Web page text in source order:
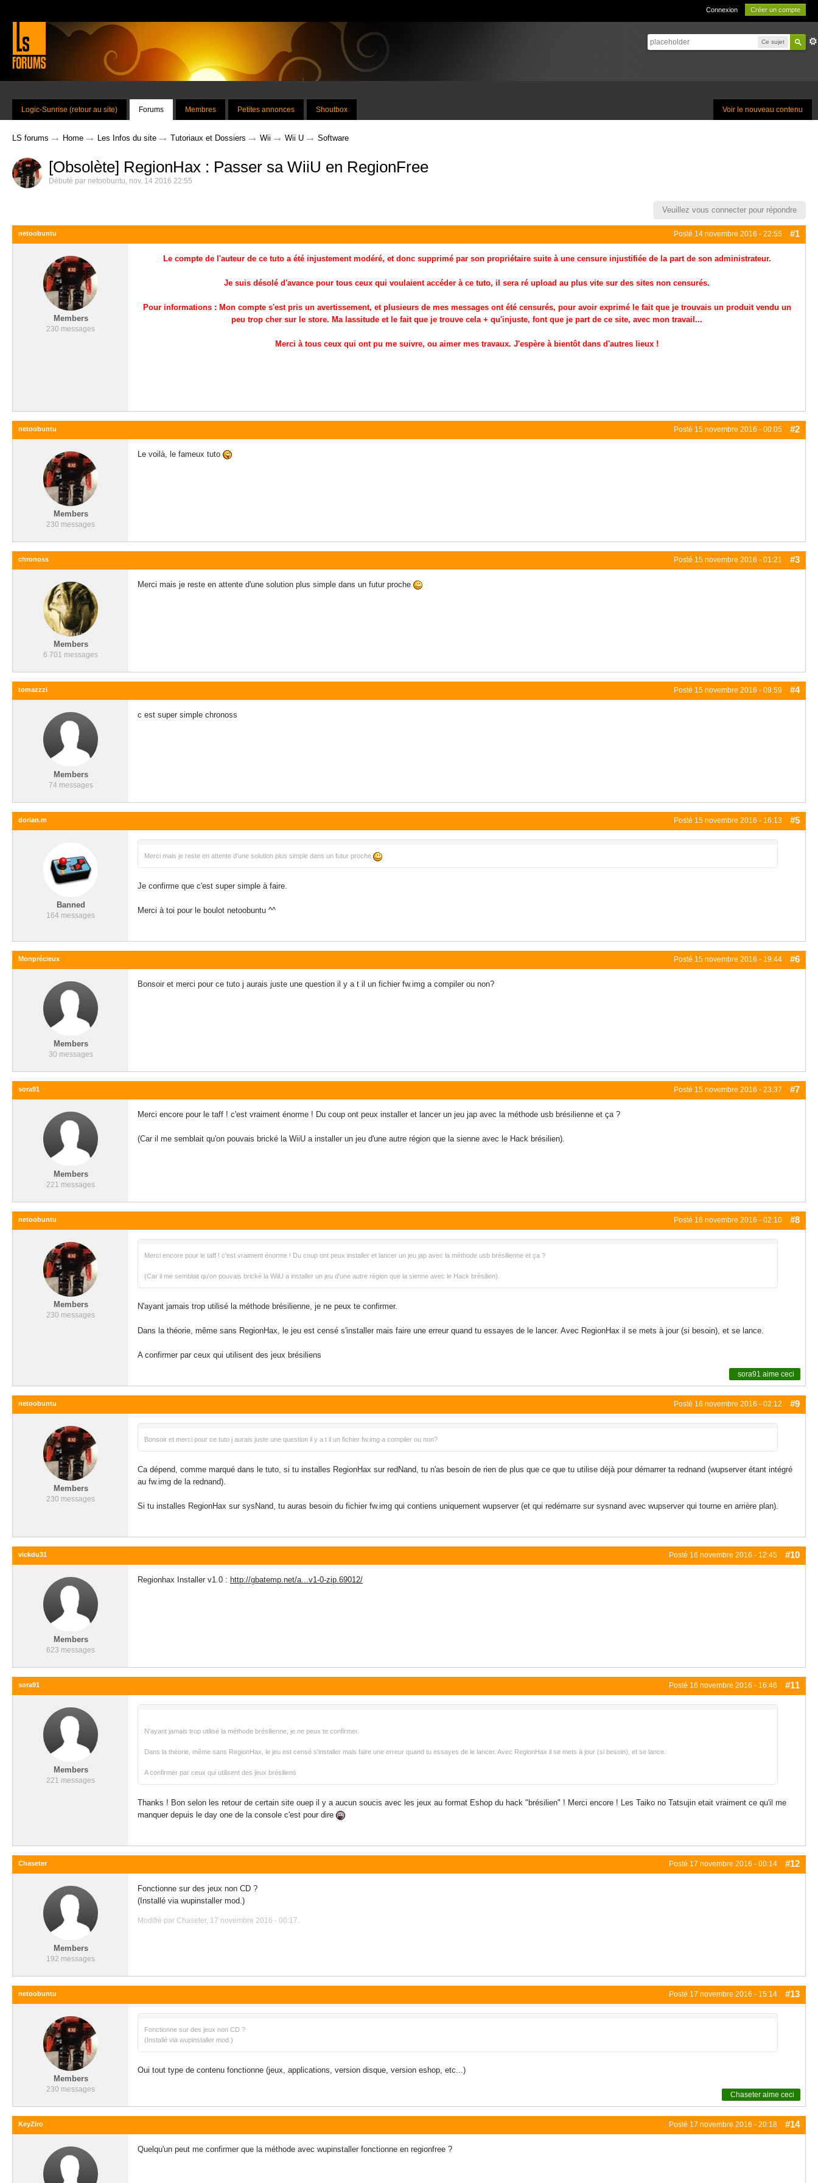
Connexion Créer un compte
Ce sujet
Voir le nouveau contenu
Logic-Sunrise (retour au site) Forums Membres Petites annonces Shoutbox
LS forums → Home → Les Infos du site → Tutoriaux et Dossiers → Wii → Wii U → Software
[Obsolète] RegionHax : Passer sa WiiU en RegionFree
Débuté par netoobuntu, nov. 14 2016 22:55
Veuillez vous connecter pour répondre
Posté 14 novembre 2016 - 22:55 #1
netoobuntu
Members
230 messages
Le compte de l'auteur de ce tuto a été injustement modéré, et donc supprimé par son propriétaire suite à une censure injustifiée de la part de son administrateur.
Je suis désolé d'avance pour tous ceux qui voulaient accéder à ce tuto, il sera ré upload au plus vite sur des sites non censurés.
Pour informations : Mon compte s'est pris un avertissement, et plusieurs de mes messages ont été censurés, pour avoir exprimé le fait que je trouvais un produit vendu un
peu trop cher sur le store. Ma lassitude et le fait que je trouve cela + qu'injuste, font que je part de ce site, avec mon travail...
Merci à tous ceux qui ont pu me suivre, ou aimer mes travaux. J'espère à bientôt dans d'autres lieux !
Posté 15 novembre 2016 - 00:05 #2
netoobuntu
Members
230 messages
Le voilà, le fameux tuto
Posté 15 novembre 2016 - 01:21 #3
chronoss
Members
6 701 messages
Merci mais je reste en attente d'une solution plus simple dans un futur proche
Posté 15 novembre 2016 - 09:59 #4
tomazzzi
Members
74 messages
c est super simple chronoss
Posté 15 novembre 2016 - 16:13 #5
dorian.m
Banned
164 messages
Merci mais je reste en attente d'une solution plus simple dans un futur proche
Je confirme que c'est super simple à faire.
Merci à toi pour le boulot netoobuntu ^^
Posté 15 novembre 2016 - 19:44 #6
Monprécieux
Members
30 messages
Bonsoir et merci pour ce tuto j aurais juste une question il y a t il un fichier fw.img a compiler ou non?
Posté 15 novembre 2016 - 23:37 #7
sora91
Members
221 messages
Merci encore pour le taff ! c'est vraiment énorme ! Du coup ont peux installer et lancer un jeu jap avec la méthode usb brésilienne et ça ?
(Car il me semblait qu'on pouvais brické la WiiU a installer un jeu d'une autre région que la sienne avec le Hack brésilien).
Posté 16 novembre 2016 - 02:10 #8
netoobuntu
Members
230 messages
Merci encore pour le taff ! c'est vraiment énorme ! Du coup ont peux installer et lancer un jeu jap avec la méthode usb brésilienne et ça ?
(Car il me semblait qu'on pouvais brické la WiiU a installer un jeu d'une autre région que la sienne avec le Hack brésilien).
N'ayant jamais trop utilisé la méthode brésilienne, je ne peux te confirmer.
Dans la théorie, même sans RegionHax, le jeu est censé s'installer mais faire une erreur quand tu essayes de le lancer. Avec RegionHax il se mets à jour (si besoin), et se lance.
A confirmer par ceux qui utilisent des jeux brésiliens
sora91 aime ceci
Posté 16 novembre 2016 - 02:12 #9
netoobuntu
Members
230 messages
Bonsoir et merci pour ce tuto j aurais juste une question il y a t il un fichier fw.img a compiler ou non?
Ca dépend, comme marqué dans le tuto, si tu installes RegionHax sur redNand, tu n'as besoin de rien de plus que ce que tu utilise déjà pour démarrer ta rednand (wupserver étant intégré
au fw.img de la rednand).
Si tu installes RegionHax sur sysNand, tu auras besoin du fichier fw.img qui contiens uniquement wupserver (et qui redémarre sur sysnand avec wupserver qui tourne en arrière plan).
Posté 16 novembre 2016 - 12:45 #10
vickdu31
Members
623 messages
Regionhax Installer v1.0 : http://gbatemp.net/a...v1-0-zip.69012/
Posté 16 novembre 2016 - 16:46 #11
sora91
Members
221 messages
N'ayant jamais trop utilisé la méthode brésilienne, je ne peux te confirmer.
Dans la théorie, même sans RegionHax, le jeu est censé s'installer mais faire une erreur quand tu essayes de le lancer. Avec RegionHax il se mets à jour (si besoin), et se lance.
A confirmer par ceux qui utilisent des jeux brésiliens
Thanks ! Bon selon les retour de certain site ouep il y a aucun soucis avec les jeux au format Eshop du hack "brésilien" ! Merci encore ! Les Taiko no Tatsujin etait vraiment ce qu'il me
manquer depuis le day one de la console c'est pour dire
Posté 17 novembre 2016 - 00:14 #12
Chaseter
Members
192 messages
Fonctionne sur des jeux non CD ?
(Installé via wupinstaller mod.)
Modifié par Chaseter, 17 novembre 2016 - 00:17.
Posté 17 novembre 2016 - 15:14 #13
netoobuntu
Members
230 messages
Fonctionne sur des jeux non CD ?
(Installé via wupinstaller mod.)
Oui tout type de contenu fonctionne (jeux, applications, version disque, version eshop, etc...)
Chaseter aime ceci
Posté 17 novembre 2016 - 20:18 #14
KeyZiro
Quelqu'un peut me confirmer que la méthode avec wupinstaller fonctionne en regionfree ?